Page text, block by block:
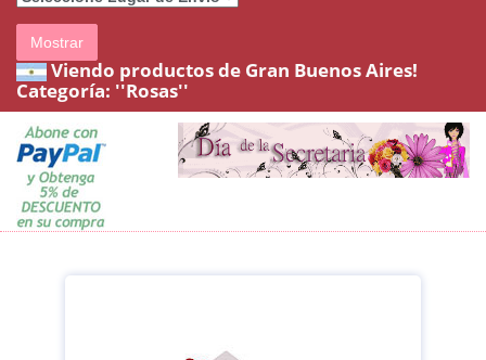
Mostrar
Viendo productos de Gran Buenos Aires!
Categoría: ''Rosas''